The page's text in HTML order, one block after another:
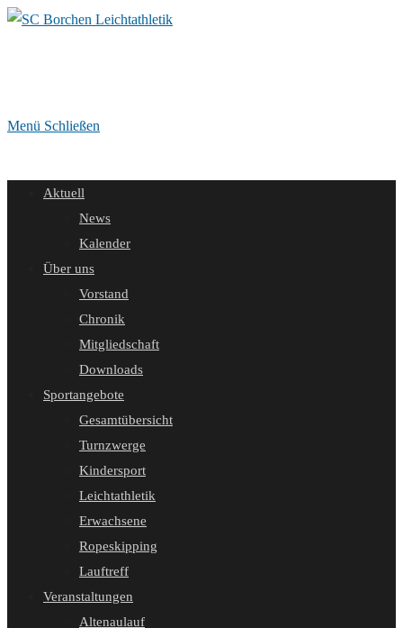
Zum
Menü Schließen
Aktuell
News
Kalender
Über uns
Vorstand
Chronik
Mitgliedschaft
Downloads
Sportangebote
Gesamtübersicht
Turnzwerge
Kindersport
Leichtathletik
Erwachsene
Ropeskipping
Lauftreff
Veranstaltungen
Altenaulauf